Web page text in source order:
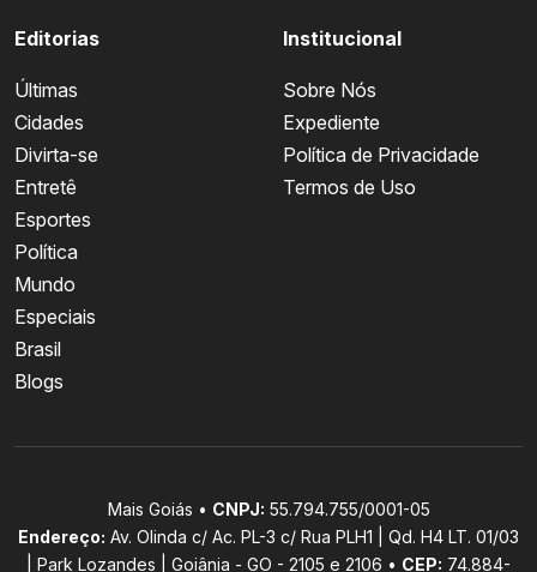
Editorias
Últimas
Cidades
Divirta-se
Entretê
Esportes
Política
Mundo
Especiais
Brasil
Blogs
Institucional
Sobre Nós
Expediente
Política de Privacidade
Termos de Uso
Mais Goiás • CNPJ: 55.794.755/0001-05
Endereço: Av. Olinda c/ Ac. PL-3 c/ Rua PLH1 | Qd. H4 LT. 01/03
| Park Lozandes | Goiânia - GO - 2105 e 2106 • CEP: 74.884-